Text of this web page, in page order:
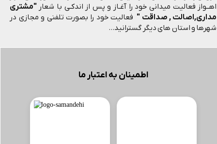
اهــواز فعالیت میدانی خود را آغـاز و پس از اندکـی با شعار "مشتری
مداری,اصالت , صداقت " فعالیت خود را بصورت تلفنی و مجازی در
شهرها و استان های دیگر گسترانید...
اطمینان به اعتبار ما